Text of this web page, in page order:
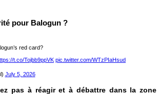
pour Balogun ?
red card?
t.co/Tojbb9ppVK pic.twitter.com/WTzPIaHsud
July 5, 2026
pas à réagir et à débattre dans la zone